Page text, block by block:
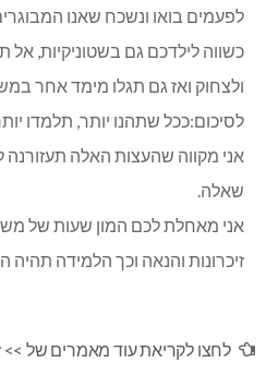
לפעמים בואו ונשכח שאנו
כשווה לילדכם גם בשטוניקיות,
ולצחוק ואז גם תגלו מימד אחר
לסיכום:ככל שתהנו יותר, תלמדו
אני מקווה שהעצות האלה תעזורנה
שאלה.
אני מאחלת לכם המון שעות של
זיכרונות והנאה וכך הלמידה
לחצו לקריאת עוד מאמרים של >>